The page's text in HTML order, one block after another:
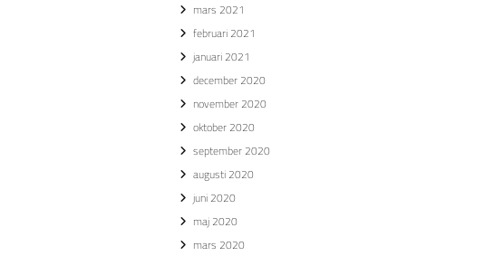
mars 2021
februari 2021
januari 2021
december 2020
november 2020
oktober 2020
september 2020
augusti 2020
juni 2020
maj 2020
mars 2020